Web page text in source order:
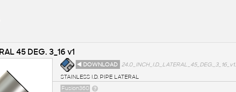
45 DEG. 3_16 v1
◄ DOWNLOAD
STAINLESS I.D. PIPE LATERAL
Fusion360